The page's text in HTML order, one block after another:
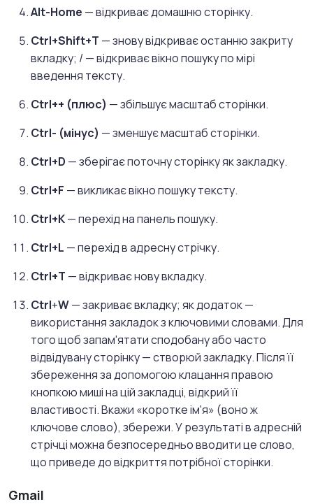
Alt-Home — відкриває домашню сторінку.
Ctrl+Shift+T — знову відкриває останню закриту
вкладку; / — відкриває вікно пошуку по мірі
введення тексту.
Ctrl++ (плюс) — збільшує масштаб сторінки.
Ctrl- (мінус) — зменшує масштаб сторінки.
Ctrl+D — зберігає поточну сторінку як закладку.
Ctrl+F — викликає вікно пошуку тексту.
Ctrl+K— перехід на панель пошуку.
Ctrl+L — перехід в адресну стрічку.
Ctrl+T — відкриває нову вкладку.
Ctrl+W— закриває вкладку; як додаток —
використання закладок з ключовими словами. Для
того щоб запам'ятати сподобану або часто
відвідувану сторінку — створюй закладку. Після її
збереження за допомогою клацання правою
кнопкою миші на цій закладці, відкрий її
властивості. Вкажи «коротке ім'я» (воно ж
ключове слово), збережи. У результаті в адресній
стрічці можна безпосередньо вводити це слово,
що приведе до відкриття потрібної сторінки.
Gmail